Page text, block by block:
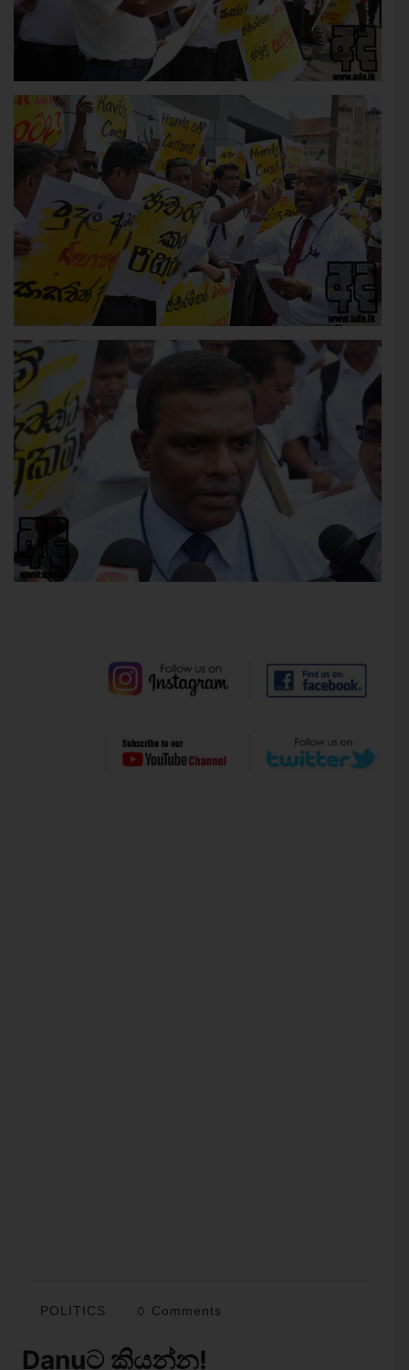
POLITICS 0 Comments